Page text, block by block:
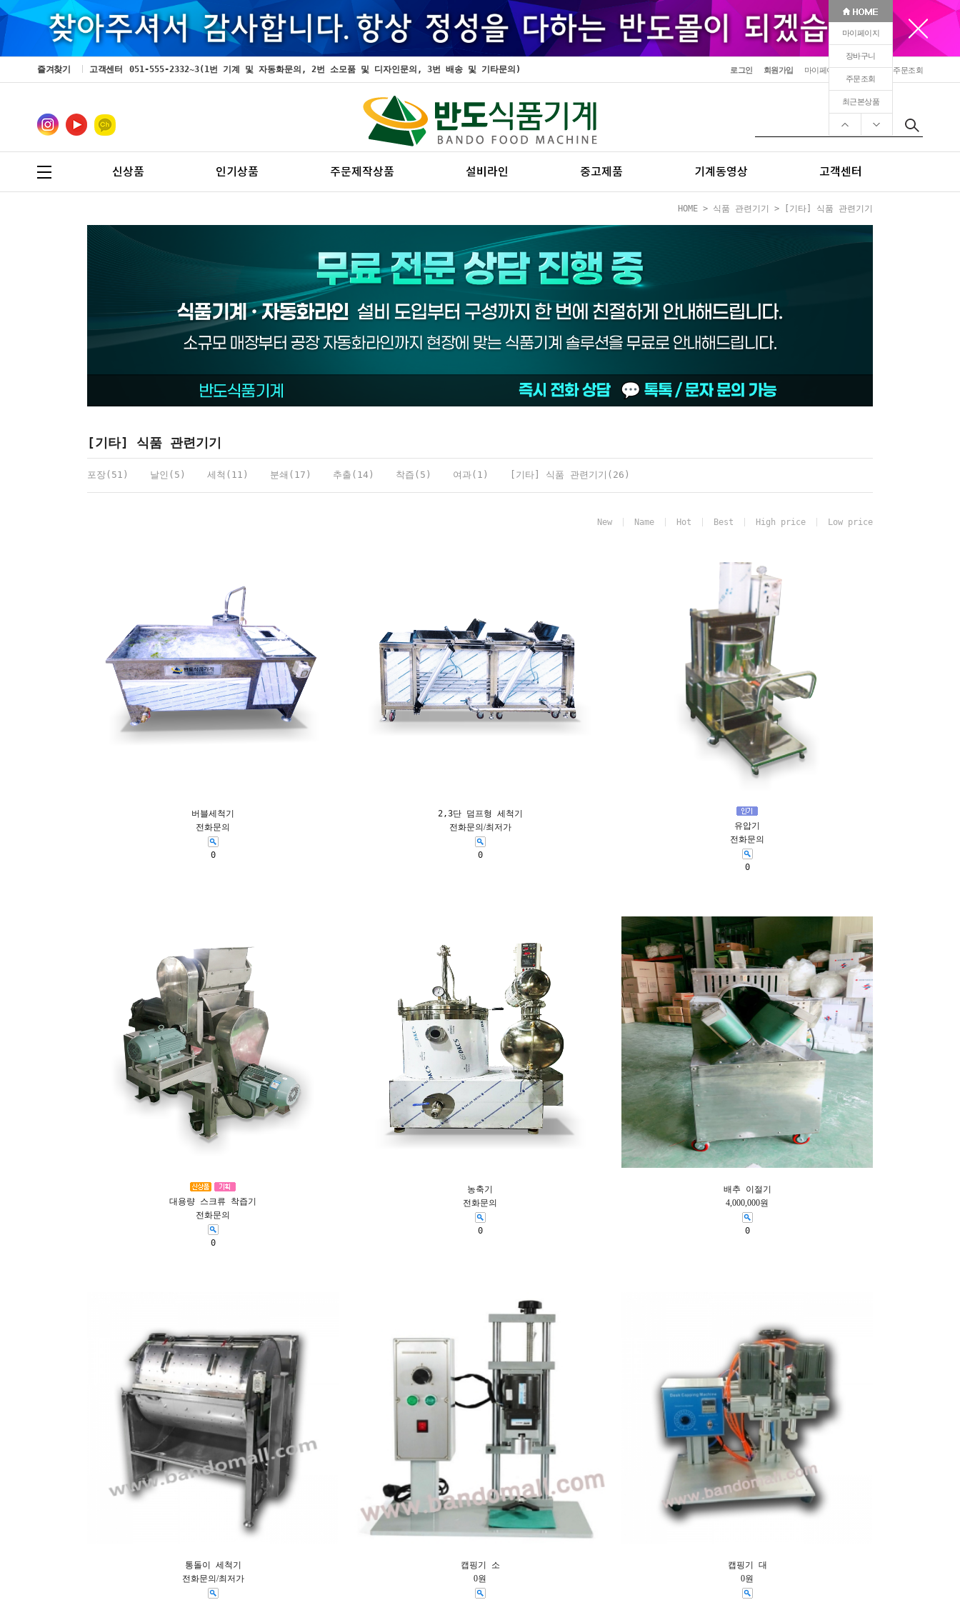
마이페이지
장바구니
주문조회
최근본상품
즐겨찾기 고객센터 051-555-2332~3(1번 기계 및 자동화문의, 2번 소모품 및 디자인문의, 3번 배송 및 기타문의) 로그인 회원가입 마이페이지 장바구니 주문조회
신상품 인기상품 주문제작상품 설비라인 중고제품 기계동영상 고객센터
HOME > 식품 관련기기 > [기타] 식품 관련기기
[기타] 식품 관련기기
포장(51) 날인(5) 세척(11) 분쇄(17) 추출(14) 착즙(5) 여과(1) [기타] 식품 관련기기(26)
New Name Hot Best High price Low price
버블세척기
전화문의
0
2,3단 덤프형 세척기
전화문의/최저가
0
유압기
전화문의
0
대용량 스크류 착즙기
전화문의
0
농축기
전화문의
0
배추 이절기
4,000,000원
0
통돌이 세척기
전화문의/최저가
캡핑기 소
0원
캡핑기 대
0원